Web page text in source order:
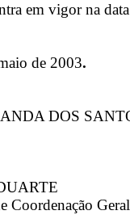
em vigor na
de 2003.
DOS
Coordenação